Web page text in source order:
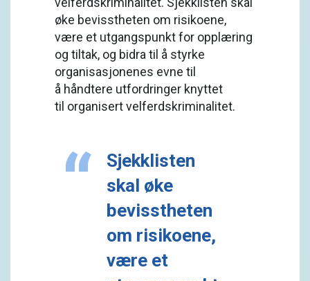
øke bevisstheten om risikoene,
være et utgangspunkt for opplæring
og tiltak, og bidra til å styrke
organisasjonenes evne til
å håndtere utfordringer knyttet
til organisert velferdskriminalitet.
Sjekklisten
skal øke
bevisstheten
om risikoene,
være et